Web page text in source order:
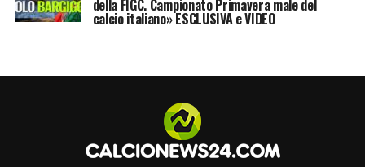
della FIGC. Campionato Primavera male del
calcio italiano» ESCLUSIVA e VIDEO